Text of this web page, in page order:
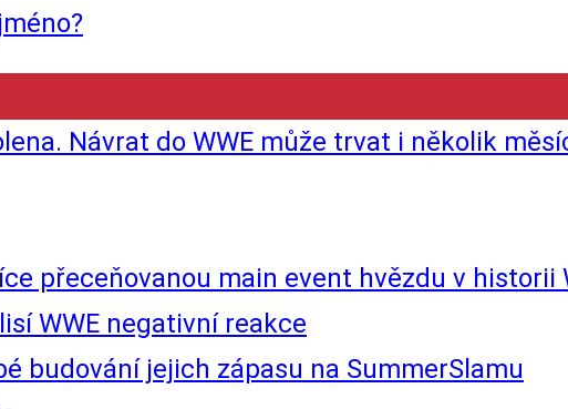
Návrat do WWE může trvat i několik
přeceňovanou main event hvězdu v historii
WWE negativní reakce
budování jejich zápasu na SummerSlamu